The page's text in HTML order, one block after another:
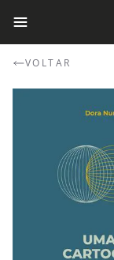
VOLTAR